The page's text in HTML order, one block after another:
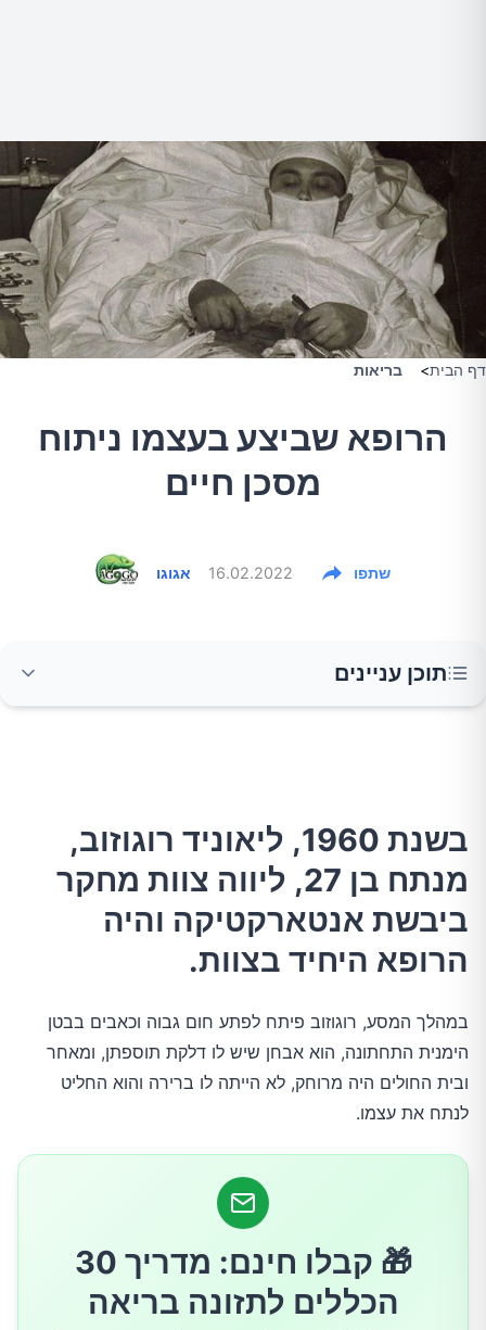
דף הבית> בריאות
הרופא שביצע בעצמו ניתוח
מסכן חיים
אגוגו 16.02.2022 שתפו
תוכן עניינים
בשנת 1960, ליאוניד רוגוזוב,
מנתח בן 27, ליווה צוות מחקר
ביבשת אנטארקטיקה והיה
הרופא היחיד בצוות.
במהלך המסע, רוגוזוב פיתח לפתע חום גבוה וכאבים בבטן
הימנית התחתונה, הוא אבחן שיש לו דלקת תוספתן, ומאחר
ובית החולים היה מרוחק, לא הייתה לו ברירה והוא החליט
לנתח את עצמו.
🎁 קבלו חינם: מדריך 30
הכללים לתזונה בריאה